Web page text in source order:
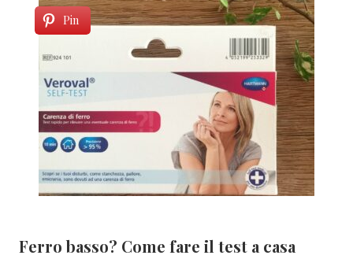
Pin
Ferro basso? Come fare il test a casa